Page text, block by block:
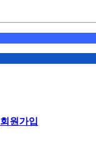
회원가입